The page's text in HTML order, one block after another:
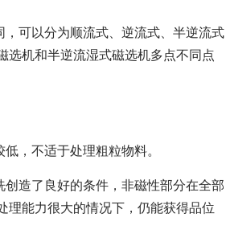
可以分为顺流式、逆流式、半逆流式
选机和半逆流湿式磁选机多点不同点
，不适于处理粗粒物料。
造了良好的条件，非磁性部分在全部
理能力很大的情况下，仍能获得品位